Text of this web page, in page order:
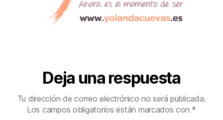
Deja una respuesta
Tu dirección de correo electrónico no será publicada.
Los campos obligatorios están marcados con *